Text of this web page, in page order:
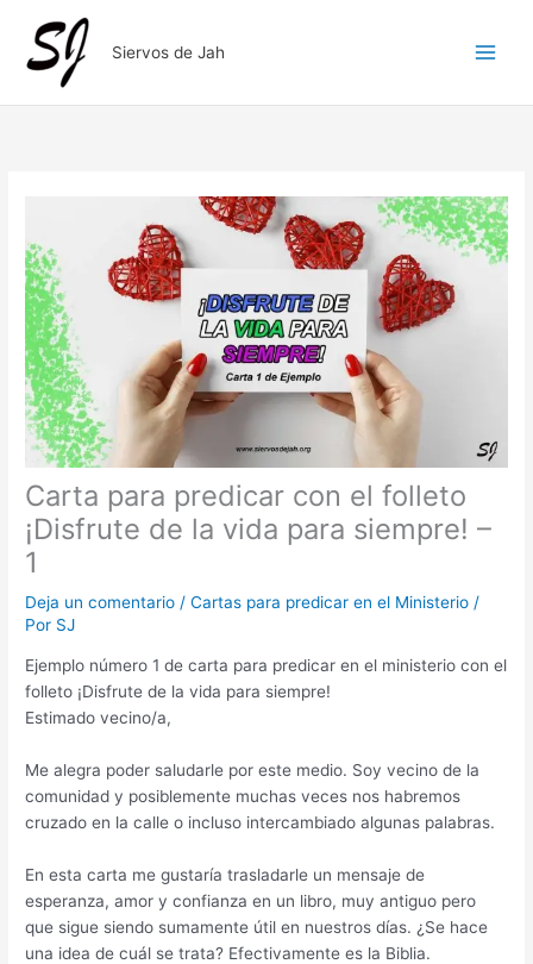
contenido
Siervos de Jah
Carta para predicar con el folleto
¡Disfrute de la vida para siempre! –
1
Deja un comentario /Cartas para predicar en el Ministerio /
Por SJ
Ejemplo número 1 de carta para predicar en el ministerio con el
folleto ¡Disfrute de la vida para siempre!
Estimado vecino/a,
Me alegra poder saludarle por este medio. Soy vecino de la
comunidad y posiblemente muchas veces nos habremos
cruzado en la calle o incluso intercambiado algunas palabras.
En esta carta me gustaría trasladarle un mensaje de
esperanza, amor y confianza en un libro, muy antiguo pero
que sigue siendo sumamente útil en nuestros días. ¿Se hace
una idea de cuál se trata? Efectivamente es la Biblia.